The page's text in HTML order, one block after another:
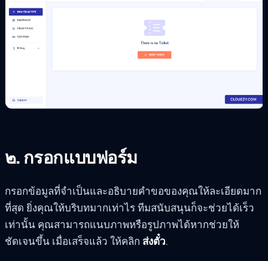
๒. กรอกแบบฟอร์ม
กรอกข้อมูลที่จำเป็นและอธิบายคำขอของคุณให้ละเอียดมาก
ที่สุด ยิ่งคุณให้บริบทมากเท่าไร ทีมสนับสนุนก็จะช่วยได้เร็ว
เท่านั้น คุณสามารถแนบภาพหรือรูปภาพได้หากช่วยให้
ชัดเจนขึ้น เมื่อเสร็จแล้ว ให้คลิก ส่งตั๋ว.